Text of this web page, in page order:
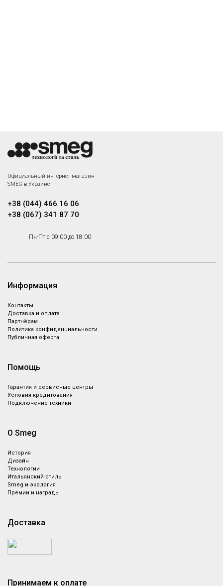
Официальный интернет-магазин
SMEG в Украине
+38 (044) 466 16 06
+38 (067) 341 87 70
Пн-Пт с 09:00 до 18:00
Информация
Контакты
Доставка и оплата
Партнёрам
Политика конфиденциальности
Публичная оферта
Помощь
Гарантия и сервисные центры
Условия кредитования
Подключение техники
О Smeg
История
Дизайн
Технологии
Итальянский стиль
Smeg и экология
Премии и награды
Доставка
Принимаем к оплате